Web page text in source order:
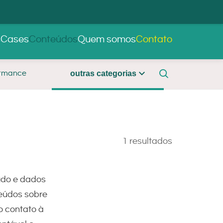
CasesConteúdosQuem somosContato
outras categorias
1 resultados
e dados
sobre
contato à